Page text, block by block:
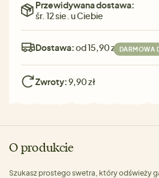
Przewidywana dostawa:
śr. 12 sie. u Ciebie
Dostawa:od 15,90 zł DARMOWA
Zwroty:9,90 zł
O produkcie
Szukasz prostego swetra, który odświeży